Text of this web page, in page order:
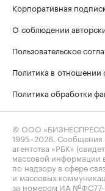
Корпоративная
О соблюдении
Пользовательское
Политика в отношении
Политика обработки
© ООО
1995–2026 .
агентства «РБК»
массовой информации
по надзору в сфере
и массовых
за номером ИА №ФС77-